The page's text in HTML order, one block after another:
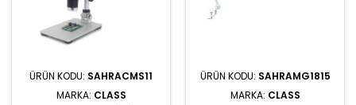
ÜRÜN KODU: SAHRACMS11
MARKA: CLASS
ÜRÜN KODU: SAHRAMG1815
MARKA: CLASS